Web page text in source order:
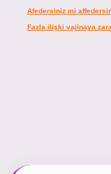
Afedersiniz mi
Fazla ilişki vajinaya